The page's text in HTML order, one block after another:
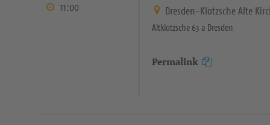
11:00 Dresden-Klotzsche Alte
Altklotzsche 63 a Dresden
Permalink